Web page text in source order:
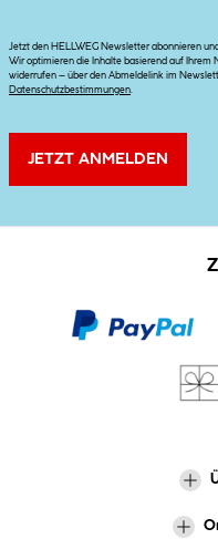
Jetzt den HELLWEG Newsletter abonnieren
Wir optimieren die Inhalte basierend auf Ihrem
widerrufen – über den Abmeldelink im
Datenschutzbestimmungen
JETZT ANMELDEN